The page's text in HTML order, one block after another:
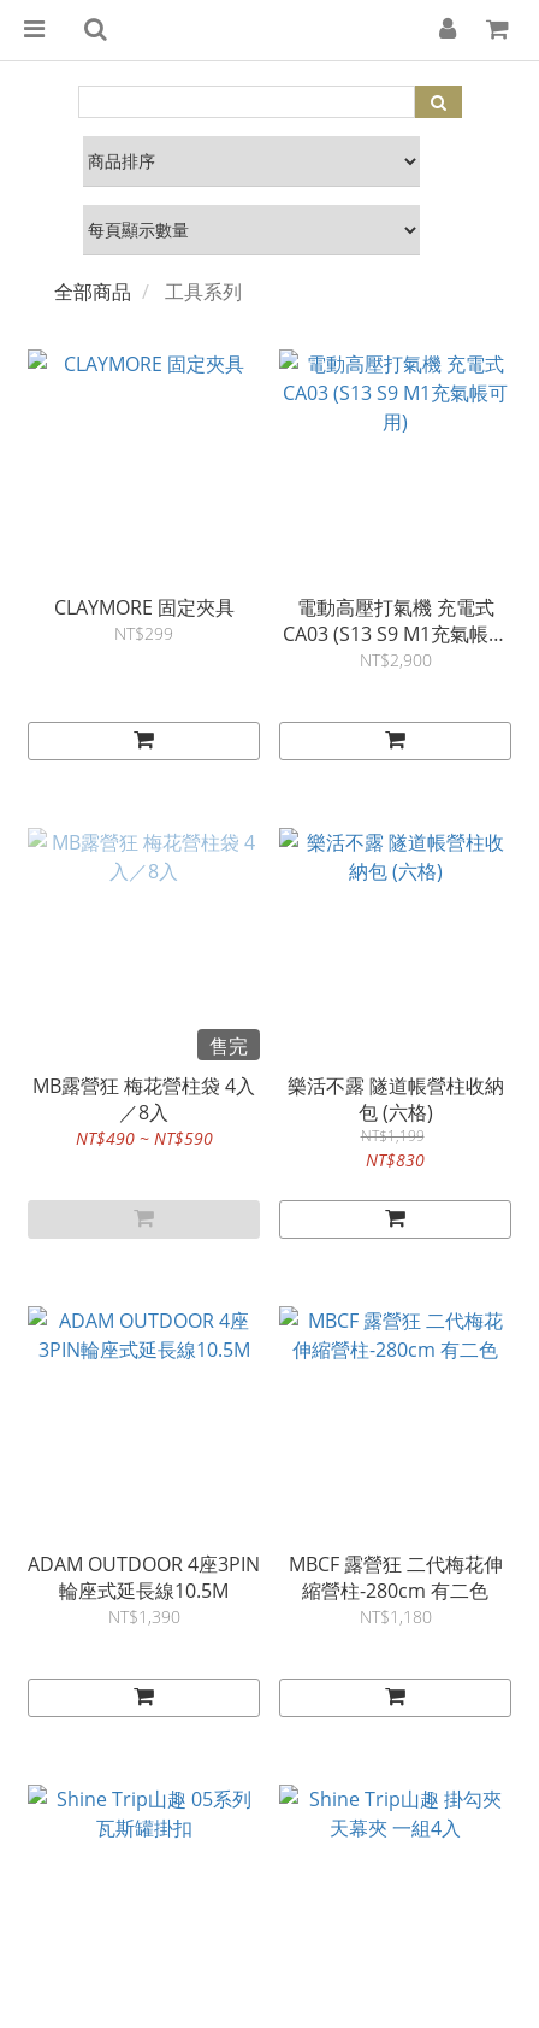
全部商品 工具系列
CLAYMORE 固定夾具
NT$299
電動高壓打氣機 充電式
CA03 (S13 S9 M1充氣帳可
用)
NT$2,900
售完
MB露營狂 梅花營柱袋 4入
／8入
NT$490 ~ NT$590
樂活不露 隧道帳營柱收納
包 (六格)
NT$1,199
NT$830
ADAM OUTDOOR 4座3PIN
輪座式延長線10.5M
NT$1,390
MBCF 露營狂 二代梅花伸
縮營柱-280cm 有二色
NT$1,180